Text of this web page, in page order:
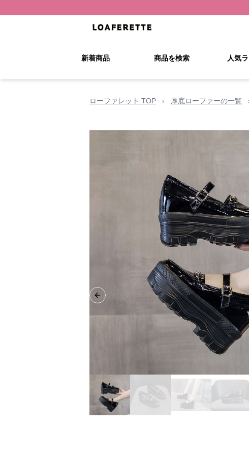
新着商品 商品を検索 人気
ローファレット TOP › 厚底ローファーの一覧
Previous slide